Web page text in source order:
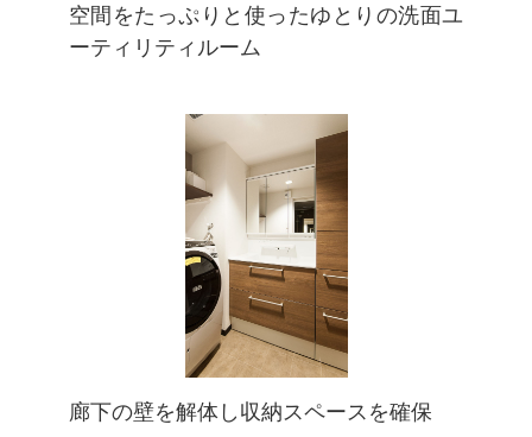
空間をたっぷりと使ったゆとりの洗面ユ
ーティリティルーム
廊下の壁を解体し収納スペースを確保